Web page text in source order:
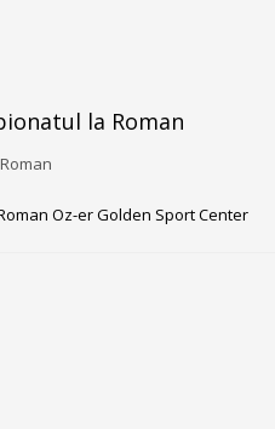
la Roman
Oz-er Golden Sport Center